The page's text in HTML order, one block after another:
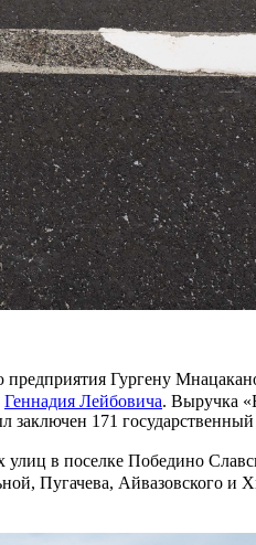
Гургену
Геннадия Лейбовича. Выручка
171
улиц в поселке Победино
Пугачева, Айвазовского и